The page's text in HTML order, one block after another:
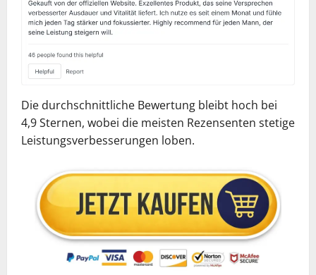
Die durchschnittliche Bewertung bleibt hoch bei
4,9 Sternen, wobei die meisten Rezensenten stetige
Leistungsverbesserungen loben.